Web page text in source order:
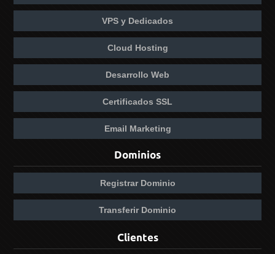
VPS y Dedicados
Cloud Hosting
Desarrollo Web
Certificados SSL
Email Marketing
Dominios
Registrar Dominio
Transferir Dominio
Clientes